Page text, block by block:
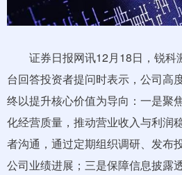
证券日报网讯12月18日，锐科
台回答投资者提问时表示，公司高
终以提升核心价值为导向：一是聚
化经营质量，推动营业收入与利润
者沟通，通过定期组织调研、发布
公司业绩进展；三是保障信息披露